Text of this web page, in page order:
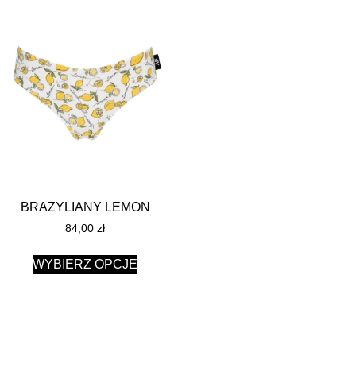
BRAZYLIANY LEMON
84,00 zł
WYBIERZ OPCJE